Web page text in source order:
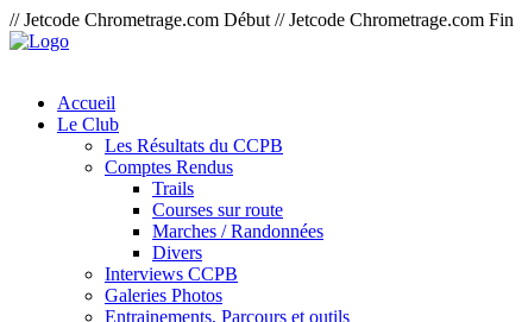
// Jetcode Chrometrage.com Début // Jetcode Chrometrage.com Fin
Accueil
Le Club
Les Résultats du CCPB
Comptes Rendus
Trails
Courses sur route
Marches / Randonnées
Divers
Interviews CCPB
Galeries Photos
Entrainements, Parcours et outils